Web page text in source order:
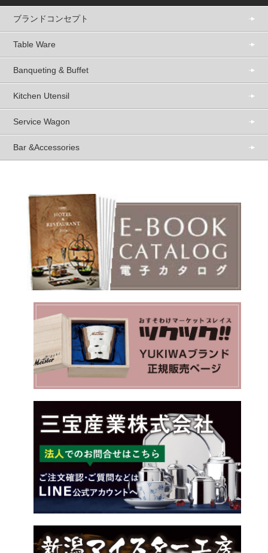
ブランドコンセプト
Table Ware
Banqueting & Buffet
Kitchen Utensil
Service Wagon
Bar &Accessories